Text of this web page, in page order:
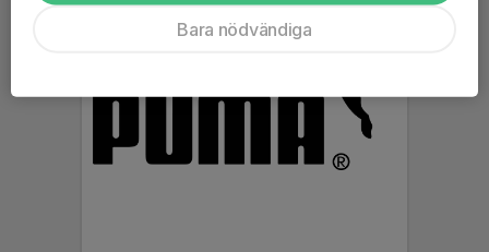
Bara nödvändiga